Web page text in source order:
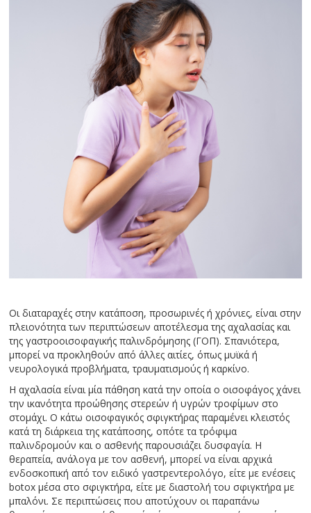
Οι διαταραχές στην κατάποση, προσωρινές ή χρόνιες, είναι στην
πλειονότητα των περιπτώσεων αποτέλεσμα της αχαλασίας και
της γαστροοισοφαγικής παλινδρόμησης (ΓΟΠ). Σπανιότερα,
μπορεί να προκληθούν από άλλες αιτίες, όπως μυϊκά ή
νευρολογικά προβλήματα, τραυματισμούς ή καρκίνο.
Η αχαλασία είναι μία πάθηση κατά την οποία ο οισοφάγος χάνει
την ικανότητα προώθησης στερεών ή υγρών τροφίμων στο
στομάχι. Ο κάτω οισοφαγικός σφιγκτήρας παραμένει κλειστός
κατά τη διάρκεια της κατάποσης, οπότε τα τρόφιμα
παλινδρομούν και ο ασθενής παρουσιάζει δυσφαγία. Η
θεραπεία, ανάλογα με τον ασθενή, μπορεί να είναι αρχικά
ενδοσκοπική από τον ειδικό γαστρεντερολόγο, είτε με ενέσεις
botox μέσα στο σφιγκτήρα, είτε με διαστολή του σφιγκτήρα με
μπαλόνι. Σε περιπτώσεις που αποτύχουν οι παραπάνω